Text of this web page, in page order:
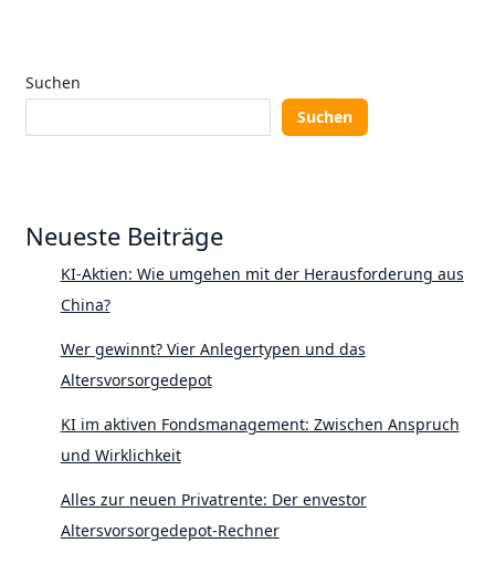
Suchen
Suchen
Neueste Beiträge
KI-Aktien: Wie umgehen mit der Herausforderung aus
China?
Wer gewinnt? Vier Anlegertypen und das
Altersvorsorgedepot
KI im aktiven Fondsmanagement: Zwischen Anspruch
und Wirklichkeit
Alles zur neuen Privatrente: Der envestor
Altersvorsorgedepot-Rechner